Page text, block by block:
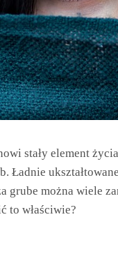
stały element
Ładnie
grube można wiele
to właściwie?